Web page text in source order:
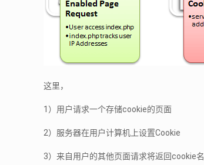
这里，
1）用户请求一个存储cookie的页面
2）服务器在用户计算机上设置Cookie
3）来自用户的其他页面请求将返回cookie